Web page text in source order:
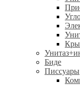
Биде
Писсуары